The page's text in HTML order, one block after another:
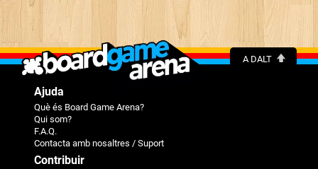
A DALT
Ajuda
Què és Board Game Arena?
Qui som?
F.A.Q.
Contacta amb nosaltres / Suport
Contribuir